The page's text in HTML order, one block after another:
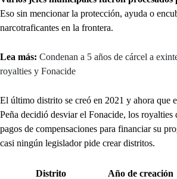
Eso sin mencionar la protección, ayuda o
narcotraficantes en la frontera.
Lea más: Condenan a 5 años de cárcel a
royalties y Fonacide
El último distrito se creó en 2021 y ahora que
Peña decidió desviar el Fonacide, los royalties
pagos de compensaciones para financiar su
casi ningún legislador pide crear distritos.
Distrito Año de creación